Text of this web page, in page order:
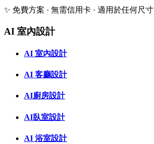
✨ 免費方案 · 無需信用卡 · 適用於任何尺寸
AI 室內設計
AI 室內設計
AI 客廳設計
AI廚房設計
AI臥室設計
AI 浴室設計